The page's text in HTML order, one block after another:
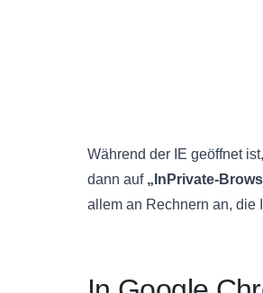
Während der IE geöffnet
dann auf „InPrivate-
allem an Rechnern an, die